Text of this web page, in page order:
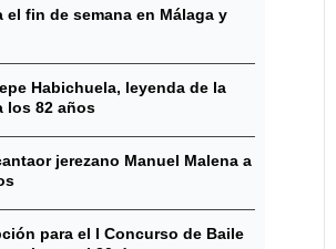
el fin de semana en Málaga y
Habichuela, leyenda de la
los 82 años
jerezano Manuel Malena a
para el I Concurso de Baile